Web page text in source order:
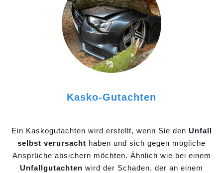
Kasko-Gutachten
Ein Kaskogutachten wird erstellt, wenn Sie den Unfall
selbst verursacht haben und sich gegen mögliche
Ansprüche absichern möchten. Ähnlich wie bei einem
Unfallgutachten wird der Schaden, der an einem